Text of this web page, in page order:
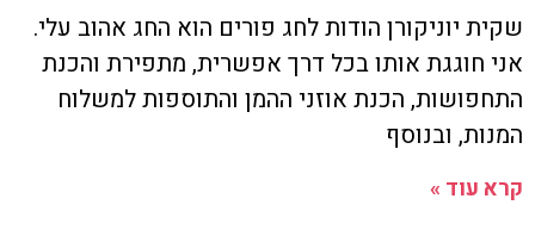
שקית יוניקורן הודות לחג פורים הוא החג אהוב עלי.
אני חוגגת אותו בכל דרך אפשרית, מתפירת והכנת
התחפושות, הכנת אוזני ההמן והתוספות למשלוח
המנות, ובנוסף
קרא עוד »